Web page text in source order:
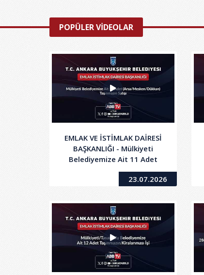
POPÜLER VİDEOLAR
EMLAK VE İSTİMLAK DAİRESİ
BAŞKANLIĞI - Mülkiyeti
Belediyemize Ait 11 Adet
(Arsa/Mesken/Dükkan)
Taşınmazın Satışı23.07.2026